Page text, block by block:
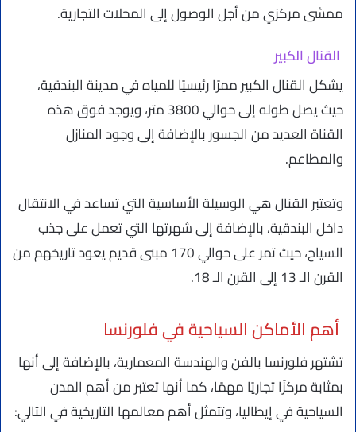
ممشى مركزي من أجل الوصول إلى المحلات التجارية.
القنال الكبير
يشكل القنال الكبير ممرًا رئيسيًا للمياه في مدينة البندقية،
حيث يصل طوله إلى حوالي 3800 متر، ويوجد فوق هذه
القناة العديد من الجسور بالإضافة إلى وجود المنازل
والمطاعم.
وتعتبر القنال هي الوسيلة الأساسية التي تساعد في الانتقال
داخل البندقية، بالإضافة إلى شهرتها التي تعمل على جذب
السياح، حيث تمر على حوالي 170 مبنى قديم يعود تاريخهم من
القرن الـ 13 إلى القرن الـ 18.
أهم الأماكن السياحية في فلورنسا
تشتهر فلورنسا بالفن والهندسة المعمارية، بالإضافة إلى أنها
بمثابة مركزًا تجاريًا مهمًا، كما أنها تعتبر من أهم المدن
السياحية في إيطاليا، وتتمثل أهم معالمها التاريخية في التالي: